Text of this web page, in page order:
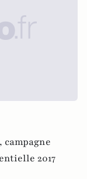
campagne
2017